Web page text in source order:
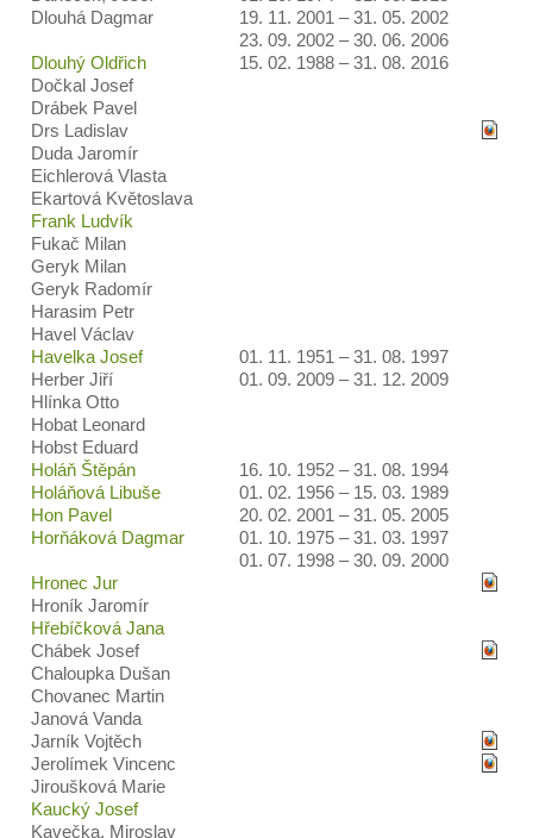
Dlouhá Dagmar
19. 11. 2001 – 31. 05. 2002
23. 09. 2002 – 30. 06. 2006
Dlouhý Oldřich
15. 02. 1988 – 31. 08. 2016
Dočkal Josef
Drábek Pavel
Drs Ladislav
Duda Jaromír
Eichlerová Vlasta
Ekartová Květoslava
Frank Ludvík
Fukač Milan
Geryk Milan
Geryk Radomír
Harasim Petr
Havel Václav
Havelka Josef
01. 11. 1951 – 31. 08. 1997
Herber Jiří
01. 09. 2009 – 31. 12. 2009
Hlínka Otto
Hobat Leonard
Hobst Eduard
Holáň Štěpán
16. 10. 1952 – 31. 08. 1994
Holáňová Libuše
01. 02. 1956 – 15. 03. 1989
Hon Pavel
20. 02. 2001 – 31. 05. 2005
Horňáková Dagmar
01. 10. 1975 – 31. 03. 1997
01. 07. 1998 – 30. 09. 2000
Hronec Jur
Hroník Jaromír
Hřebíčková Jana
Chábek Josef
Chaloupka Dušan
Chovanec Martin
Janová Vanda
Jarník Vojtěch
Jerolímek Vincenc
Jiroušková Marie
Kaucký Josef
Kavečka, Miroslav